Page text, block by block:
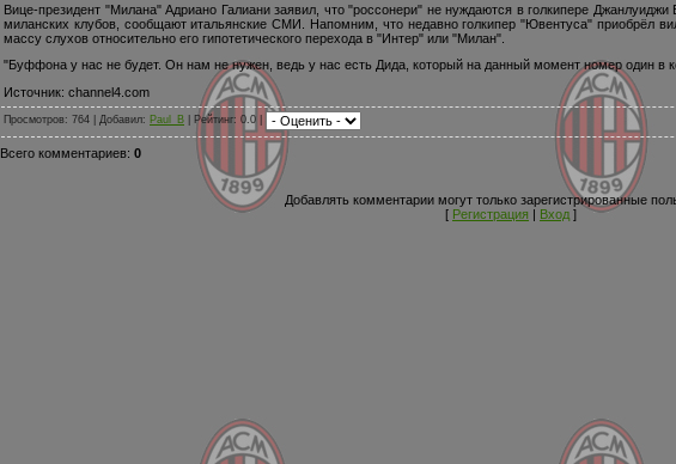
Вице-президент "Милана" Адриано Галиани заявил, что "россонери" не нуждаются в голкипере
миланских клубов, сообщают итальянские СМИ. Напомним, что недавно голкипер "Ювентуса" приобрёл
массу слухов относительно его гипотетического перехода в "Интер" или "Милан".
"Буффона у нас не будет. Он нам не нужен, ведь у нас есть Дида, который на данный момент номер один в
Источник: channel4.com
Просмотров: 764 | Добавил: Paul_B | Рейтинг: 0.0 |
Всего комментариев: 0
Добавлять комментарии могут только зарегистрированные
[ Регистрация | Вход ]